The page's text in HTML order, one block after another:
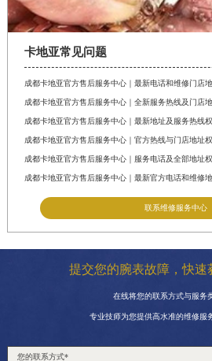
卡地亚常见问题
成都卡地亚官方售后服务中心｜最新地址及服务热线
成都卡地亚官方售后服务中心｜官方热线与门店地址
成都卡地亚官方售后服务中心｜服务电话及全部地址
联系维修服务中心
提交您的腕表故障，快速
在线将您的联系方式与服务
专业技师为您提供高水准的维修服